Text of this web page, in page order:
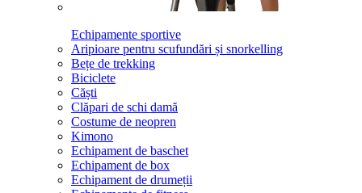
Echipamente sportive
Aripioare pentru scufundări și snorkelling
Bețe de trekking
Biciclete
Căști
Clăpari de schi damă
Costume de neopren
Kimono
Echipament de baschet
Echipament de box
Echipament de drumeții